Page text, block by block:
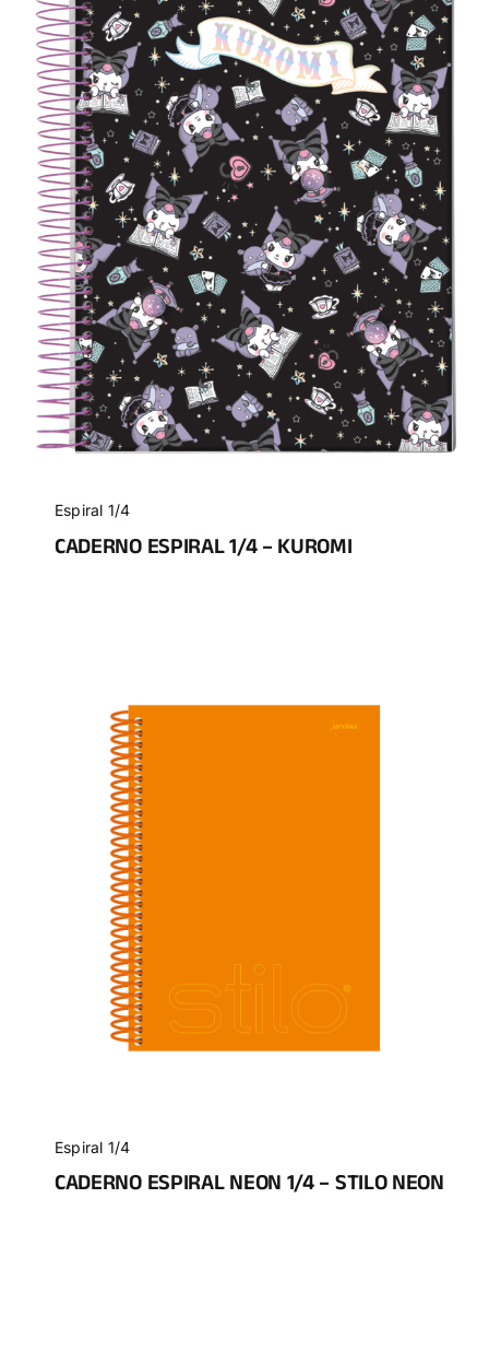
Espiral 1/4
CADERNO ESPIRAL 1/4 – KUROMI
Espiral 1/4
CADERNO ESPIRAL NEON 1/4 – STILO NEON